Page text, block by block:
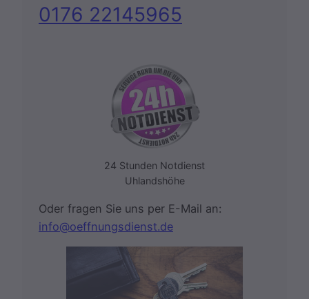
0176 22145965
24 Stunden Notdienst
Uhlandshöhe
Oder fragen Sie uns per E-Mail an:
info@oeffnungsdienst.de